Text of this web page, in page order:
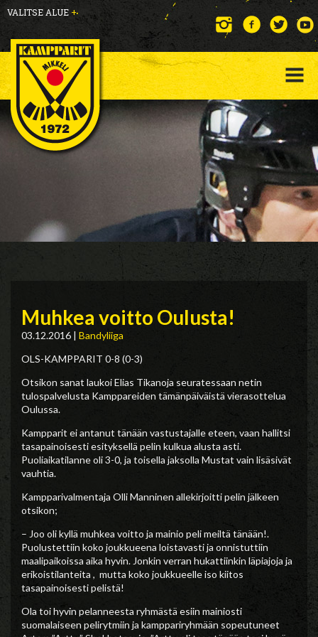
VALITSE ALUE +
Muhkea voitto Oulusta!
03.12.2016 | Bandyliiga
OLS-KAMPPARIT 0-8 (0-3)
Otsikon sanat laukoi Elias Tikanoja seuratessaan netin
tulospalvelusta Kamppareiden tämänpäiväistä vierasottelua
Oulussa.
Kampparit ei antanut tänään vastustajalle eteen, vaan hallitsi
tasapainoisesti esityksellä pelin kulkua alusta asti.
Puoliaikatilanne oli 3-0, ja toisella jaksolla Mustat vain lisäsivät
vauhtia.
Kampparivalmentaja Olli Manninen allekirjoitti pelin jälkeen
otsikon;
– Joo oli kyllä muhkea voitto ja mainio peli meiltä tänään!.
Puolustettiin koko joukkueena loistavasti ja onnistuttiin
maalipaikoissa aika hyvin. Jonkin verran hukattiinkin läpiajoja ja
erikoistilanteita , mutta koko joukkueelle iso kiitos
tasapainoisesti pelistä!
Ola toi hyvin pelanneesta ryhmästä esiin mainiosti
suomalaiseen pelirytmiin ja kamppariryhmään sopeutuneet